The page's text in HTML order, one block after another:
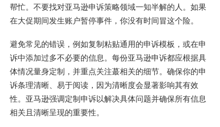
帮忙。不要找对亚马逊申诉策略领域一知半解的人。如果
在大促期间发生账户暂停事件，你没有时间冒这个险。
避免常见的错误，例如复制粘贴通用的申诉模板，或在申
诉中添加过多不必要的信息。每份亚马逊申诉都应根据具
体情况量身定制，并重点关注蕞相关的细节。确保你的申
诉条理清晰、易于阅读，因为清晰度会显著影响其有效
性。亚马逊强调定制申诉以解决具体问题并确保所有信息
相关且清晰呈现的重要性。